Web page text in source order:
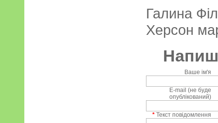
Галина
Херсон
Ваше ім'я
E-mail (не буде
опублікований)
* Текст повідомлення